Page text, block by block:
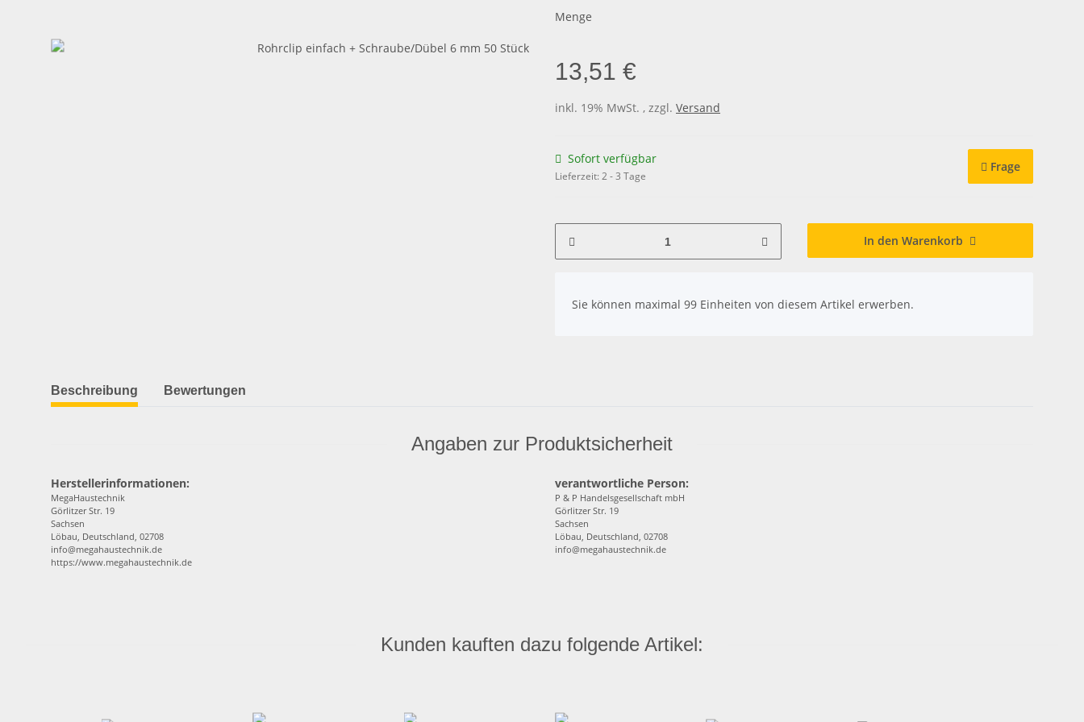
Menge
13,51 €
inkl. 19% MwSt. , zzgl. Versand
Sofort verfügbar
Lieferzeit: 2 - 3 Tage
Frage
In den Warenkorb
Sie können maximal 99 Einheiten von diesem Artikel erwerben.
Beschreibung Bewertungen
Angaben zur Produktsicherheit
Herstellerinformationen:
MegaHaustechnik
Görlitzer Str. 19
Sachsen
Löbau, Deutschland, 02708
info@megahaustechnik.de
https://www.megahaustechnik.de
verantwortliche Person:
P & P Handelsgesellschaft mbH
Görlitzer Str. 19
Sachsen
Löbau, Deutschland, 02708
info@megahaustechnik.de
Kunden kauften dazu folgende Artikel: